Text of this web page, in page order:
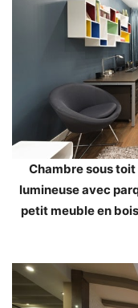
Chambre sous
lumineuse avec
petit meuble en